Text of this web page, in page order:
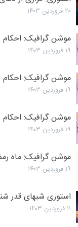
۲۰ فروردین ۱۴۰۳
موشن گرافیک: احکام
۱۹ فروردین ۱۴۰۳
موشن گرافیک: احکام
۱۹ فروردین ۱۴۰۳
موشن گرافیک:
۱۹ فروردین ۱۴۰۳
موشن گرافیک: ماه
۱۹ فروردین ۱۴۰۳
استوری شبهای قدر
۱۱ فروردین ۱۴۰۳